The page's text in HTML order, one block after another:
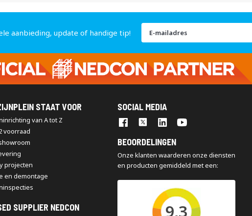
aanbieding, update of handige tip!
Abonneer
op
onze
nieuwsbrief
STAAT VOOR
van A tot Z
voorraad
projecten
en demontage
SUPPLIER NEDCON
SOCIAL MEDIA
BEOORDELINGEN
Onze klanten waarderen onze diensten
en producten gemiddeld met een:
9,3